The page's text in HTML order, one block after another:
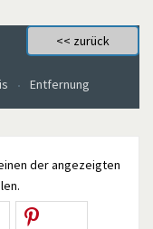
Entfernung
der angezeigten